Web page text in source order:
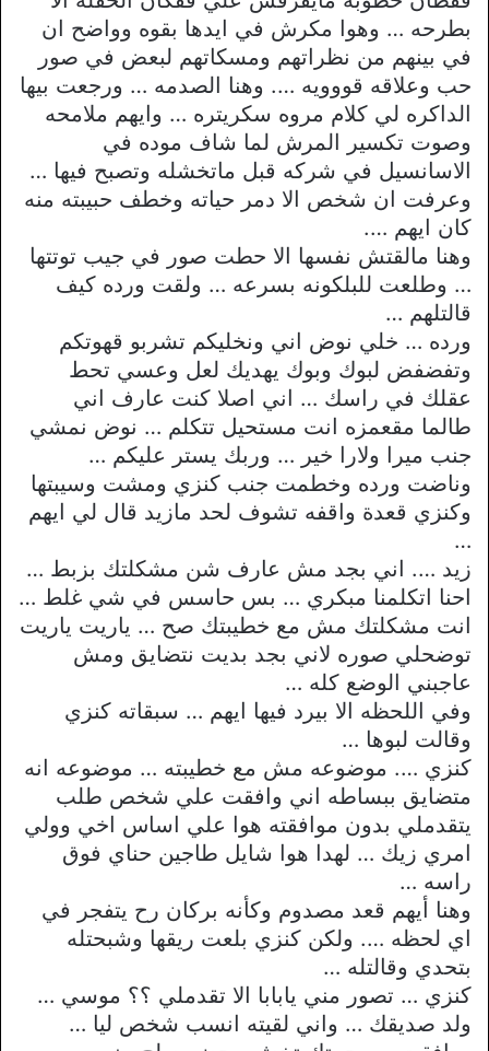
بطرحه … وهوا مكرش في ايدها بقوه وواضح ان
في بينهم من نظراتهم ومسكاتهم لبعض في صور
حب وعلاقه قووويه …. وهنا الصدمه … ورجعت بيها
الداكره لي كلام مروه سكريتره … وايهم ملامحه
وصوت تكسير المرش لما شاف موده في
الاسانسيل في شركه قبل ماتخشله وتصبح فيها …
وعرفت ان شخص الا دمر حياته وخطف حبيبته منه
كان ايهم ….
وهنا مالقتش نفسها الا حطت صور في جيب توتتها
… وطلعت للبلكونه بسرعه … ولقت ورده كيف
قالتلهم …
ورده … خلي نوض اني ونخليكم تشربو قهوتكم
وتفضفض لبوك وبوك يهديك لعل وعسي تحط
عقلك في راسك … اني اصلا كنت عارف اني
طالما مقعمزه انت مستحيل تتكلم … نوض نمشي
جنب ميرا ولارا خير … وربك يستر عليكم …
وناضت ورده وخطمت جنب كنزي ومشت وسيبتها
وكنزي قعدة واقفه تشوف لحد مازيد قال لي ايهم
…
زيد …. اني بجد مش عارف شن مشكلتك بزبط …
احنا اتكلمنا مبكري … بس حاسس في شي غلط …
انت مشكلتك مش مع خطيبتك صح … ياريت ياريت
توضحلي صوره لاني بجد بديت نتضايق ومش
عاجبني الوضع كله …
وفي اللحظه الا بيرد فيها ايهم … سبقاته كنزي
وقالت لبوها …
كنزي …. موضوعه مش مع خطيبته … موضوعه انه
متضايق ببساطه اني وافقت علي شخص طلب
يتقدملي بدون موافقته هوا علي اساس اخي وولي
امري زيك … لهدا هوا شايل طاجين حناي فوق
راسه …
وهنا أيهم قعد مصدوم وكأنه بركان رح يتفجر في
اي لحظه …. ولكن كنزي بلعت ريقها وشبحتله
بتحدي وقالتله …
كنزي … تصور مني يابابا الا تقدملي ؟؟ موسي …
ولد صديقك … واني لقيته انسب شخص ليا …